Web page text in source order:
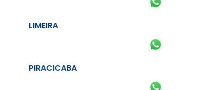
LIMEIRA
PIRACICABA